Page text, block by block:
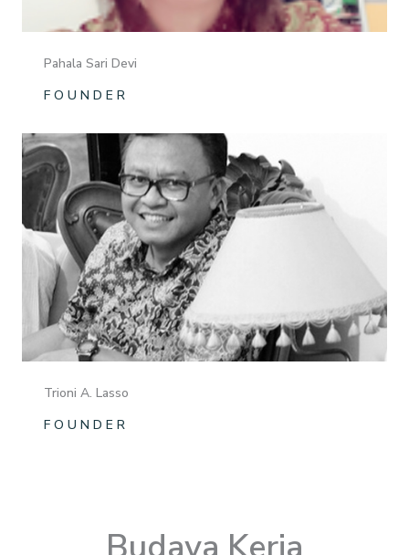
Pahala Sari Devi
F O U N D E R
Trioni A. Lasso
F O U N D E R